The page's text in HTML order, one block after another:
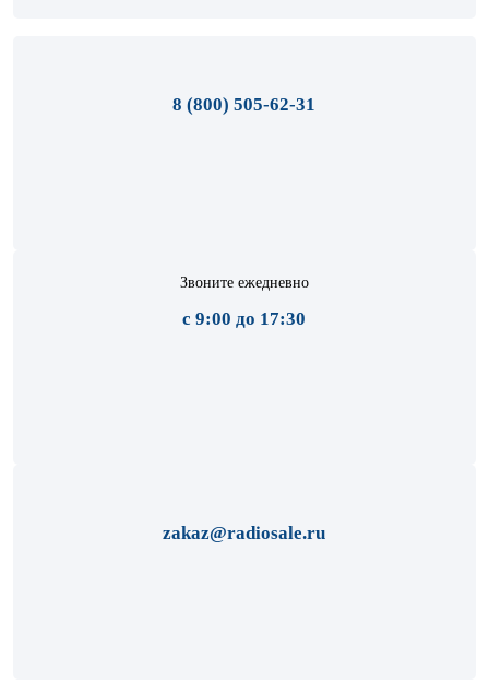
8 (800) 505-62-31
Звоните ежедневно
с 9:00 до 17:30
zakaz@radiosale.ru